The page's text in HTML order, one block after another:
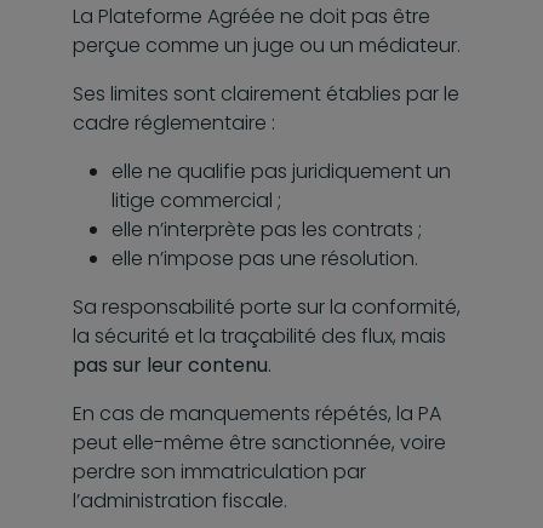
La Plateforme Agréée ne doit pas être
perçue comme un juge ou un médiateur.
Ses limites sont clairement établies par le
cadre réglementaire :
elle ne qualifie pas juridiquement un
litige commercial ;
elle n’interprète pas les contrats ;
elle n’impose pas une résolution.
Sa responsabilité porte sur la conformité,
la sécurité et la traçabilité des flux, mais
pas sur leur contenu.
En cas de manquements répétés, la PA
peut elle-même être sanctionnée, voire
perdre son immatriculation par
l’administration fiscale.